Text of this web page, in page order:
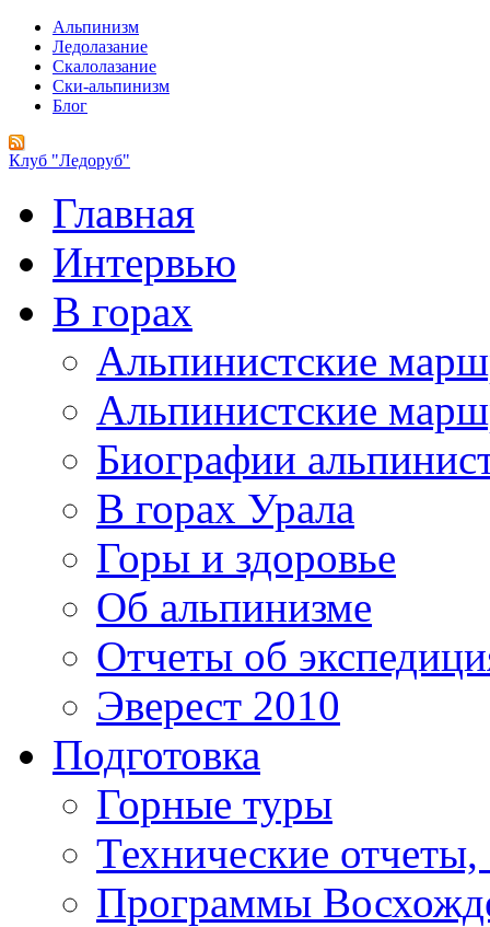
Альпинизм
Ледолазание
Скалолазание
Ски-альпинизм
Блог
Клуб "Ледоруб"
Главная
Интервью
В горах
Альпинистские
Альпинистские
Биографии
В горах Урала
Горы и здоровье
Об альпинизме
Отчеты об
Эверест 2010
Подготовка
Горные туры
Технические
Программы